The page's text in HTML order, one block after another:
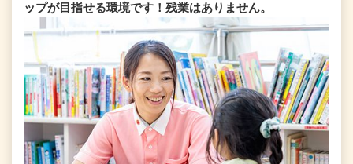
ップが目指せる環境です！残業はありません。